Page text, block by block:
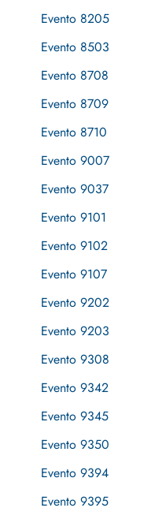
Evento 8205
Evento 8503
Evento 8708
Evento 8709
Evento 8710
Evento 9007
Evento 9037
Evento 9101
Evento 9102
Evento 9107
Evento 9202
Evento 9203
Evento 9308
Evento 9342
Evento 9345
Evento 9350
Evento 9394
Evento 9395